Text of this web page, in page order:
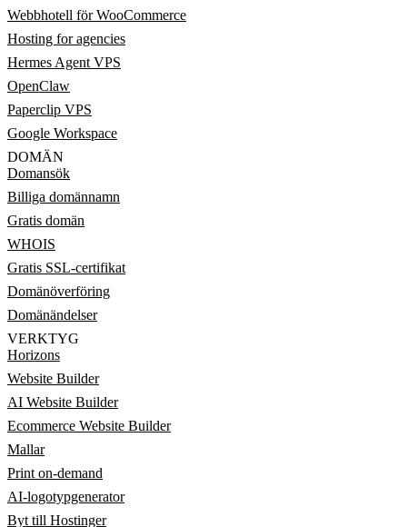
Webbhotell för WooCommerce
Hosting for agencies
Hermes Agent VPS
OpenClaw
Paperclip VPS
Google Workspace
DOMÄN
Domansök
Billiga domännamn
Gratis domän
WHOIS
Gratis SSL-certifikat
Domänöverföring
Domänändelser
VERKTYG
Horizons
Website Builder
AI Website Builder
Ecommerce Website Builder
Mallar
Print on-demand
AI-logotypgenerator
Byt till Hostinger